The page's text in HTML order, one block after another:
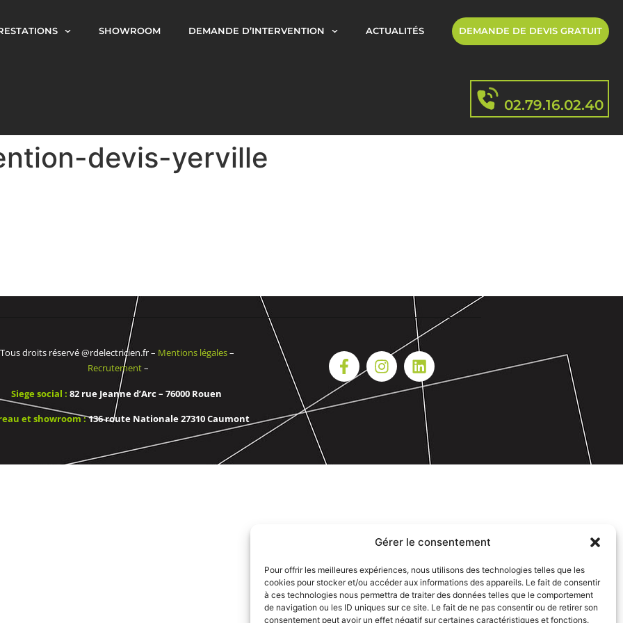
Gérer le consentement
Pour offrir les meilleures expériences, nous utilisons des technologies telles que les
cookies pour stocker et/ou accéder aux informations des appareils. Le fait de consentir
à ces technologies nous permettra de traiter des données telles que le comportement
de navigation ou les ID uniques sur ce site. Le fait de ne pas consentir ou de retirer son
consentement peut avoir un effet négatif sur certaines caractéristiques et fonctions.
SHOWROOM DEMANDE D’INTERVENTION ACTUALITÉS DEMANDE DE DEVIS GRATUIT
02.79.16.02.40
devis-yerville
Tous droits réservé @rdelectricien.fr – Mentions légales–
Recrutement–
Siege social : 82 rue Jeanne d’Arc – 76000 Rouen
et showroom :136 route Nationale 27310 Caumont